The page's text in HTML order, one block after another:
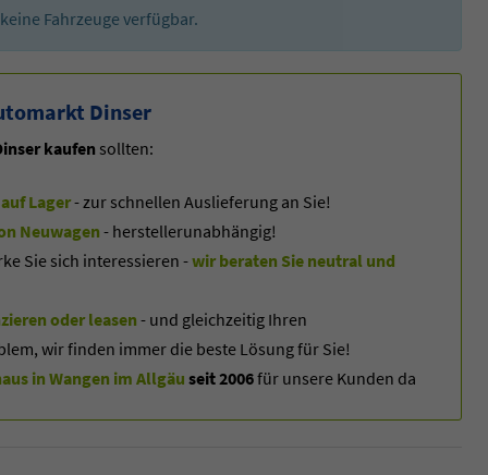
Fahrzeuge verfügbar.
Dinser
kaufen sollten:
Lager- zur schnellen Auslieferung an Sie!
Neuwagen - herstellerunabhängig!
Sie sich interessieren -wir beraten Sie neutral und
oder leasen - und gleichzeitig Ihren
wir finden immer die beste Lösung für Sie!
in Wangen im Allgäu seit 2006für unsere Kunden da